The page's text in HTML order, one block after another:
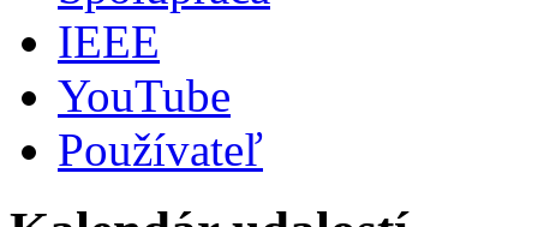
IEEE
YouTube
Používateľ